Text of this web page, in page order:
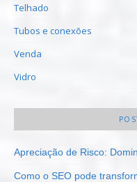
Telhado
Tubos e conexões
Venda
Vidro
Apreciação de Risco:
Como o SEO pode